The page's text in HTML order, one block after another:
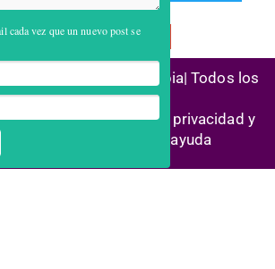
cada vez que un nuevo post se
Telegram Email
Reconstrucción Colombia| Todos los
derechos reservados
| Marco legal |Política privacidad y
| Enlaces aliados | Centro ayuda